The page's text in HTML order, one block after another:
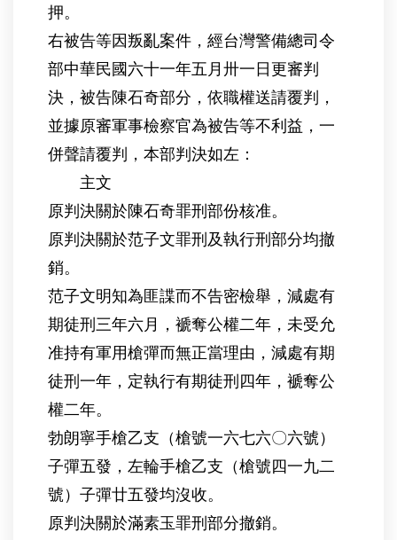
押。
右被告等因叛亂案件，經台灣警備總司令
部中華民國六十一年五月卅一日更審判
決，被告陳石奇部分，依職權送請覆判，
並據原審軍事檢察官為被告等不利益，一
併聲請覆判，本部判決如左：
主文
原判決關於陳石奇罪刑部份核准。
原判決關於范子文罪刑及執行刑部分均撤
銷。
范子文明知為匪諜而不告密檢舉，減處有
期徒刑三年六月，褫奪公權二年，未受允
准持有軍用槍彈而無正當理由，減處有期
徒刑一年，定執行有期徒刑四年，褫奪公
權二年。
勃朗寧手槍乙支（槍號一六七六〇六號）
子彈五發，左輪手槍乙支（槍號四一九二
號）子彈廿五發均沒收。
原判決關於滿素玉罪刑部分撤銷。